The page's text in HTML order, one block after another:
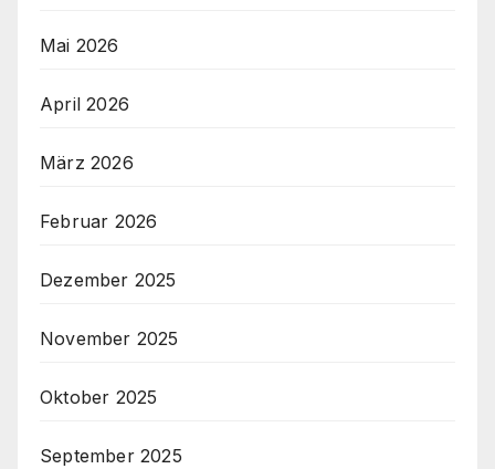
Mai 2026
April 2026
März 2026
Februar 2026
Dezember 2025
November 2025
Oktober 2025
September 2025